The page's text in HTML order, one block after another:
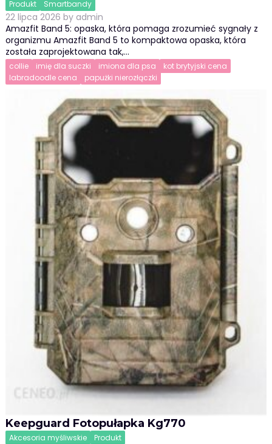
Produkt Smartbandy
22 lipca 2026 by admin
Amazfit Band 5: opaska, która pomaga zrozumieć sygnały z
organizmu Amazfit Band 5 to kompaktowa opaska, która
została zaprojektowana tak,…
collie imię dla suczki imiona dla psa
kot brytyjski cena
labradoodle cena
papużki nierozłączki
Keepguard Fotopułapka Kg770
Akcesoria myśliwskie Produkt